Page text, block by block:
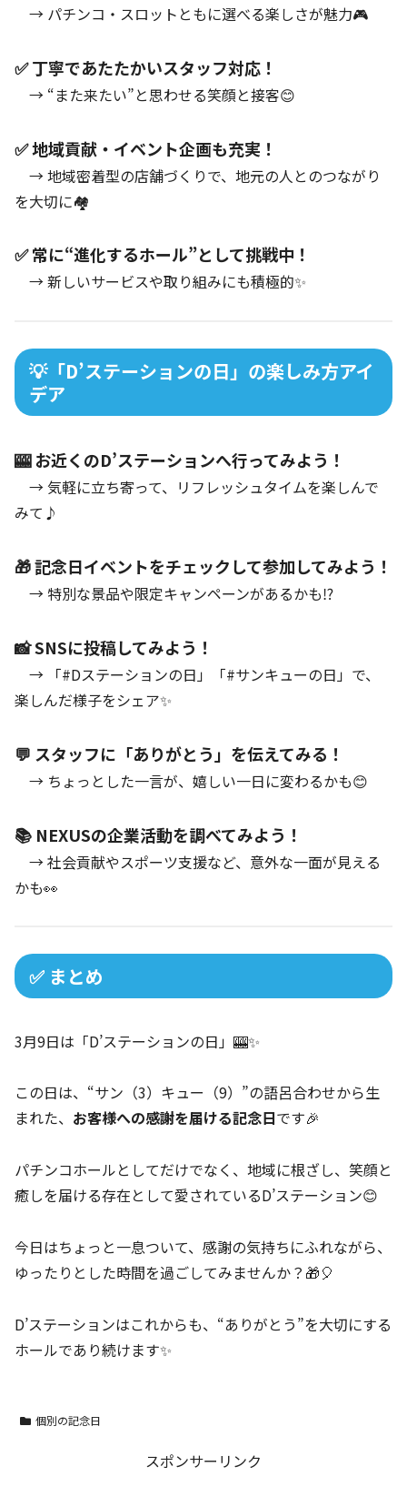
→ パチンコ・スロットともに選べる楽しさが魅力🎮
✅ 丁寧であたたかいスタッフ対応！
→ “また来たい”と思わせる笑顔と接客😊
✅ 地域貢献・イベント企画も充実！
→ 地域密着型の店舗づくりで、地元の人とのつながり
を大切に🏘️
✅ 常に“進化するホール”として挑戦中！
→ 新しいサービスや取り組みにも積極的✨
💡「D’ステーションの日」の楽しみ方アイ
デア
🎰 お近くのD’ステーションへ行ってみよう！
→ 気軽に立ち寄って、リフレッシュタイムを楽しんで
みて♪
🎁 記念日イベントをチェックして参加してみよう！
→ 特別な景品や限定キャンペーンがあるかも⁉
📸 SNSに投稿してみよう！
→ 「#Dステーションの日」「#サンキューの日」で、
楽しんだ様子をシェア✨
💬 スタッフに「ありがとう」を伝えてみる！
→ ちょっとした一言が、嬉しい一日に変わるかも😊
📚 NEXUSの企業活動を調べてみよう！
→ 社会貢献やスポーツ支援など、意外な一面が見える
かも👀
✅ まとめ
3月9日は「D’ステーションの日」🎰✨
この日は、“サン（3）キュー（9）”の語呂合わせから生
まれた、 お客様への感謝を届ける記念日です🎉
パチンコホールとしてだけでなく、地域に根ざし、笑顔と
癒しを届ける存在として愛されているD’ステーション😊
今日はちょっと一息ついて、感謝の気持ちにふれながら、
ゆったりとした時間を過ごしてみませんか？🎁🎈
D’ステーションはこれからも、“ありがとう”を大切にする
ホールであり続けます✨
個別の記念日
スポンサーリンク